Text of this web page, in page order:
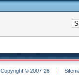
Copyright © 2007-26